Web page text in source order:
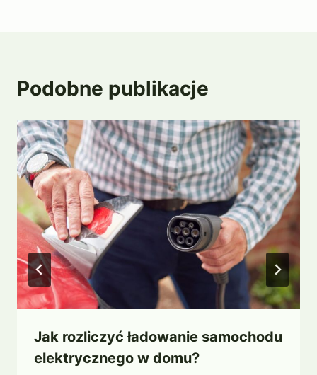
Podobne publikacje
Jak rozliczyć ładowanie samochodu
elektrycznego w domu?